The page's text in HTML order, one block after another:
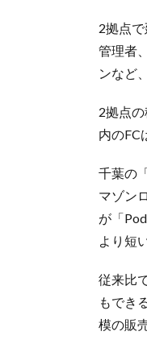
2拠点
管理者
ンなど
2拠点
内のFC
千葉の
マゾン
が「
より短
従来比
もでき
模の販